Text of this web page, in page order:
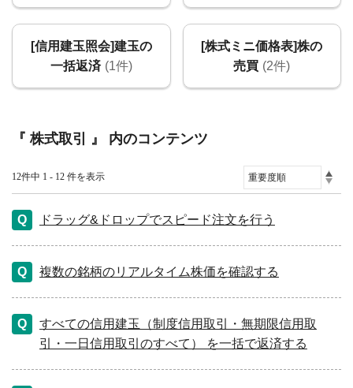
[信用建玉照会]建玉の
一括返済 (1件)
[株式ミニ価格表]株の
売買 (2件)
『 株式取引 』 内のコンテンツ
12件中 1 - 12 件を表示
ドラッグ&ドロップでスピード注文を行う
複数の銘柄のリアルタイム株価を確認する
すべての信用建玉（制度信用取引・無期限信用取
引・一日信用取引のすべて） を一括で返済する